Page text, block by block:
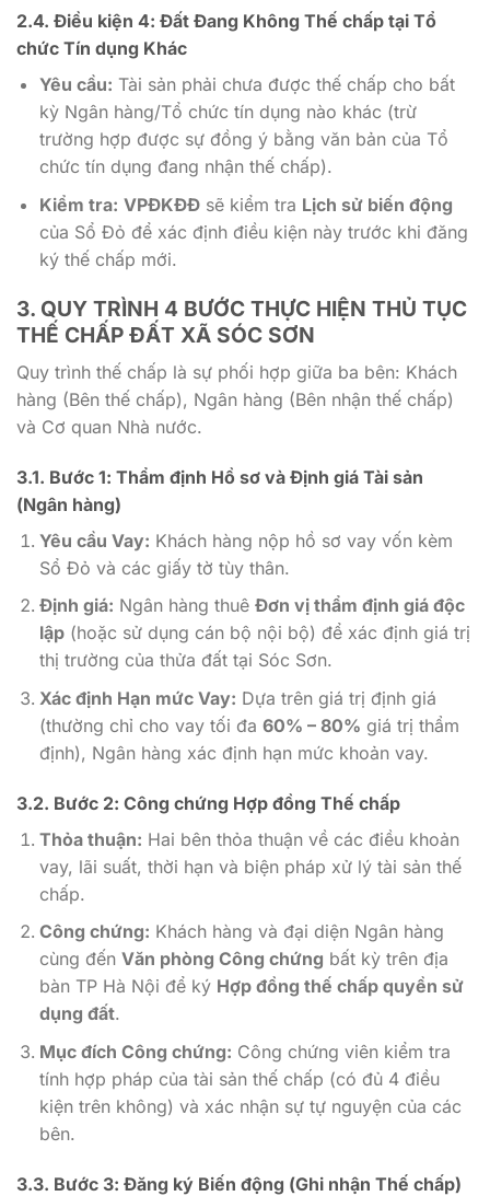
2.4. Điều kiện 4: Đất Đang Không Thế chấp tại Tổ
chức Tín dụng Khác
Yêu cầu: Tài sản phải chưa được thế chấp cho bất
kỳ Ngân hàng/Tổ chức tín dụng nào khác (trừ
trường hợp được sự đồng ý bằng văn bản của Tổ
chức tín dụng đang nhận thế chấp).
Kiểm tra: VPĐKĐĐsẽ kiểm tra Lịch sử biến động
của Sổ Đỏ để xác định điều kiện này trước khi đăng
ký thế chấp mới.
3. QUY TRÌNH 4 BƯỚC THỰC HIỆN THỦ TỤC
THẾ CHẤP ĐẤT XÃ SÓC SƠN
Quy trình thế chấp là sự phối hợp giữa ba bên: Khách
hàng (Bên thế chấp), Ngân hàng (Bên nhận thế chấp)
và Cơ quan Nhà nước.
3.1. Bước 1: Thẩm định Hồ sơ và Định giá Tài sản
(Ngân hàng)
Yêu cầu Vay: Khách hàng nộp hồ sơ vay vốn kèm
Sổ Đỏ và các giấy tờ tùy thân.
Định giá: Ngân hàng thuê Đơn vị thẩm định giá độc
lập(hoặc sử dụng cán bộ nội bộ) để xác định giá trị
thị trường của thửa đất tại Sóc Sơn.
Xác định Hạn mức Vay: Dựa trên giá trị định giá
(thường chỉ cho vay tối đa 60% – 80% giá trị thẩm
định), Ngân hàng xác định hạn mức khoản vay.
3.2. Bước 2: Công chứng Hợp đồng Thế chấp
Thỏa thuận: Hai bên thỏa thuận về các điều khoản
vay, lãi suất, thời hạn và biện pháp xử lý tài sản thế
chấp.
Công chứng: Khách hàng và đại diện Ngân hàng
cùng đến Văn phòng Công chứng bất kỳ trên địa
bàn TP Hà Nội để ký Hợp đồng thế chấp quyền sử
dụng đất.
Mục đích Công chứng: Công chứng viên kiểm tra
tính hợp pháp của tài sản thế chấp (có đủ 4 điều
kiện trên không) và xác nhận sự tự nguyện của các
bên.
3.3. Bước 3: Đăng ký Biến động (Ghi nhận Thế chấp)